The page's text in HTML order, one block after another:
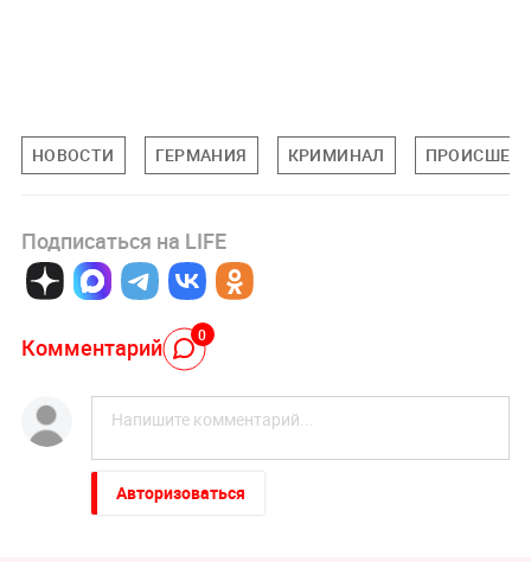
НОВОСТИ ГЕРМАНИЯ КРИМИНАЛ
Подписаться на LIFE
Комментарий 0
Авторизоваться